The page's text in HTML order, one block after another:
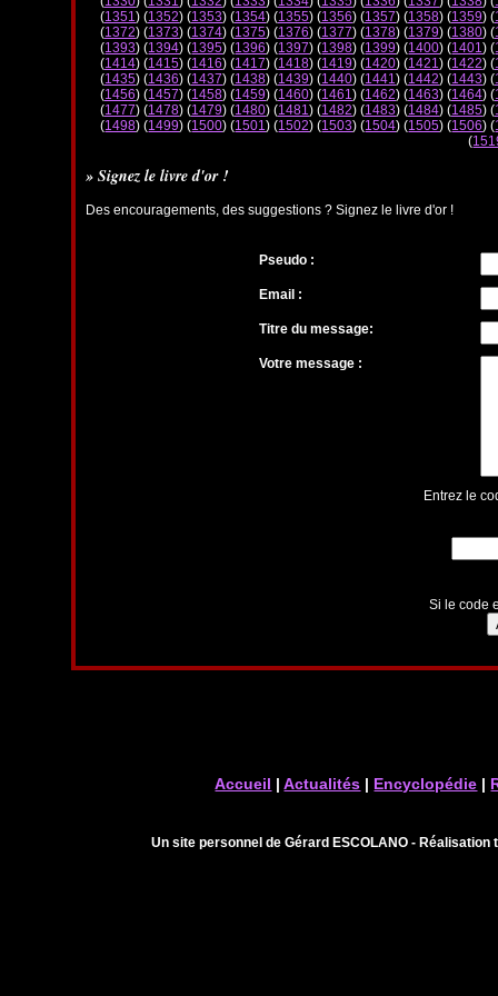
(1351) (1352) (1353) (1354) (1355) (1356) (1357) (1358) (1359) (
(1372) (1373) (1374) (1375) (1376) (1377) (1378) (1379) (1380) (
(1393) (1394) (1395) (1396) (1397) (1398) (1399) (1400) (1401) (
(1414) (1415) (1416) (1417) (1418) (1419) (1420) (1421) (1422) (
(1435) (1436) (1437) (1438) (1439) (1440) (1441) (1442) (1443) (
(1456) (1457) (1458) (1459) (1460) (1461) (1462) (1463) (1464) (
(1477) (1478) (1479) (1480) (1481) (1482) (1483) (1484) (1485) (
(1498) (1499) (1500) (1501) (1502) (1503) (1504) (1505) (1506) (
(
» Signez le livre d'or !
Des encouragements, des suggestions ? Signez le livre d'or !
Pseudo :
Email :
Titre du message:
Votre message :
Entrez le
Si le code
Accueil |Actualités | Encyclopédie |
Un site personnel de Gérard ESCOLANO -